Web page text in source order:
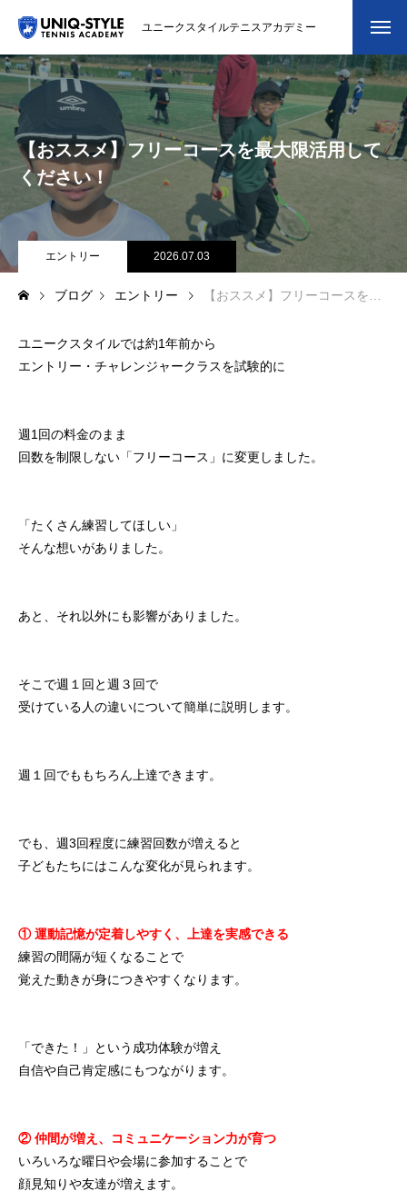
ユニークスタイルテニスアカデミー
初めての方
システム・クラス・料金
スクール紹介・コーチ紹介
大会・イベント
ブログ
アクセス
お問い合わせ
【おススメ】フリーコースを最大限活用して
ください！
エントリー 2026.07.03
ブログ エントリー 【おススメ】フリーコースを最大限活用してください！
ユニークスタイルでは約1年前から
エントリー・チャレンジャークラスを試験的に
週1回の料金のまま
回数を制限しない「フリーコース」に変更しました。
「たくさん練習してほしい」
そんな想いがありました。
あと、それ以外にも影響がありました。
そこで週１回と週３回で
受けている人の違いについて簡単に説明します。
週１回でももちろん上達できます。
でも、週3回程度に練習回数が増えると
子どもたちにはこんな変化が見られます。
① 運動記憶が定着しやすく、上達を実感できる
練習の間隔が短くなることで
覚えた動きが身につきやすくなります。
「できた！」という成功体験が増え
自信や自己肯定感にもつながります。
② 仲間が増え、コミュニケーション力が育つ
いろいろな曜日や会場に参加することで
顔見知りや友達が増えます。